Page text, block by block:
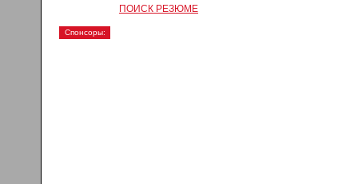
ПОИСК РЕЗЮМЕ
Спонсоры: